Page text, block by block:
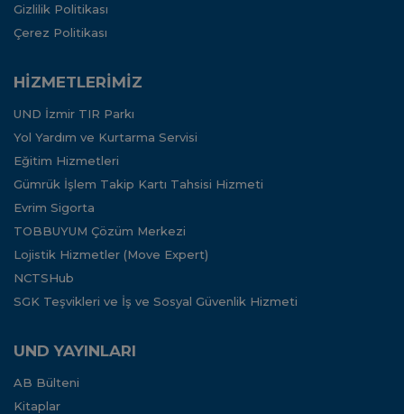
Gizlilik Politikası
Çerez Politikası
HİZMETLERİMİZ
UND İzmir TIR Parkı
Yol Yardım ve Kurtarma Servisi
Eğitim Hizmetleri
Gümrük İşlem Takip Kartı Tahsisi Hizmeti
Evrim Sigorta
TOBBUYUM Çözüm Merkezi
Lojistik Hizmetler (Move Expert)
NCTSHub
SGK Teşvikleri ve İş ve Sosyal Güvenlik Hizmeti
UND YAYINLARI
AB Bülteni
Kitaplar